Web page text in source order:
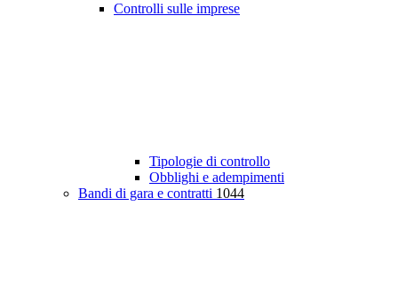
Controlli sulle imprese
Tipologie di controllo
Obblighi e adempimenti
Bandi di gara e contratti 1044